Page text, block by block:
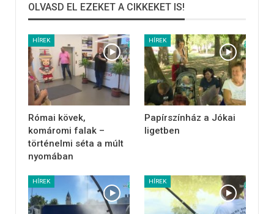
OLVASD EL EZEKET A CIKKEKET IS!
HÍREK
Római kövek,
komáromi falak –
történelmi séta a múlt
nyomában
HÍREK
Papírszínház a Jókai
ligetben
HÍREK HÍREK